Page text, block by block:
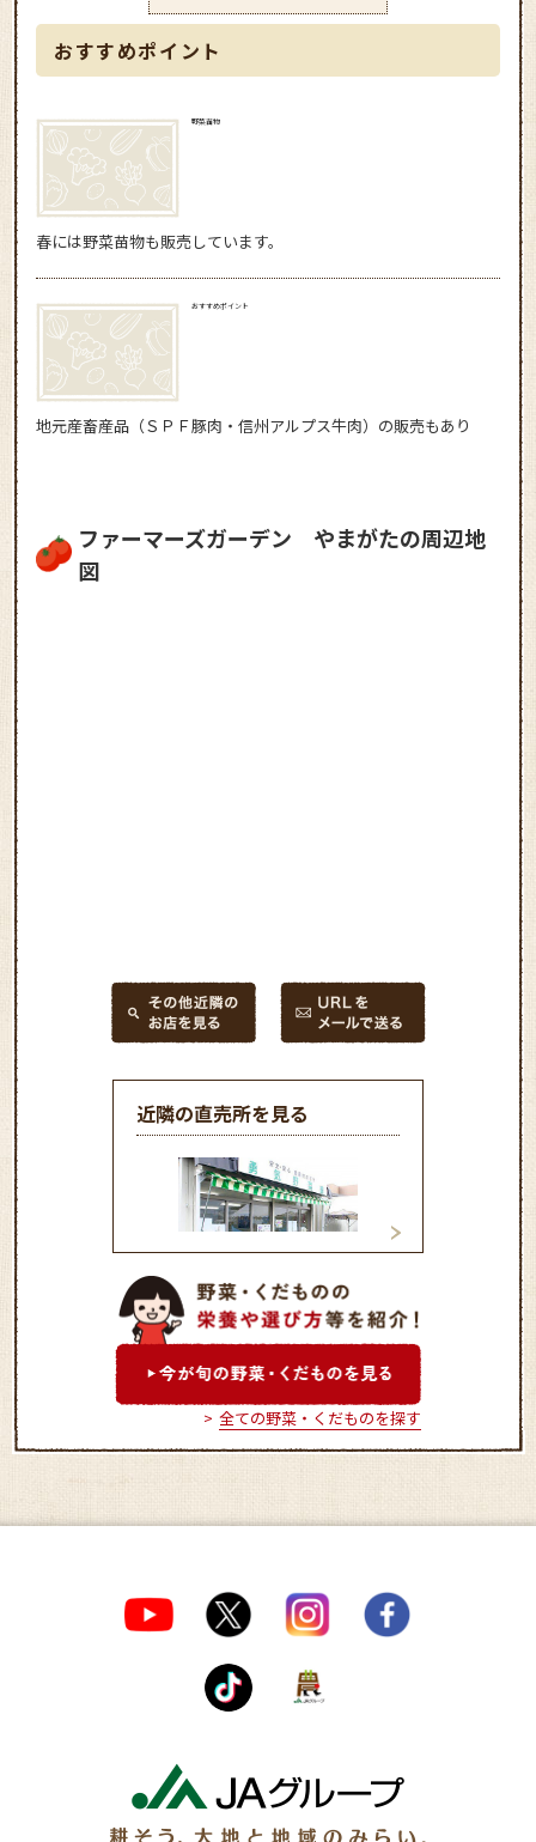
おすすめポイント
野菜苗物
春には野菜苗物も販売しています。
おすすめポイント
地元産畜産品（ＳＰＦ豚肉・信州アルプス牛肉）の販売もあり
ファーマーズガーデン やまがたの周辺地
図
近隣の直売所を見る
勇気野菜館 新鮮市場ききょう
全ての野菜・くだものを探す